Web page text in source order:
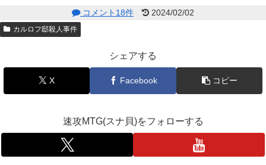
コメント18件 2024/02/02
カルロフ邸殺人事件
シェアする
X Facebook コピー
速攻MTG(スナ貝)をフォローする